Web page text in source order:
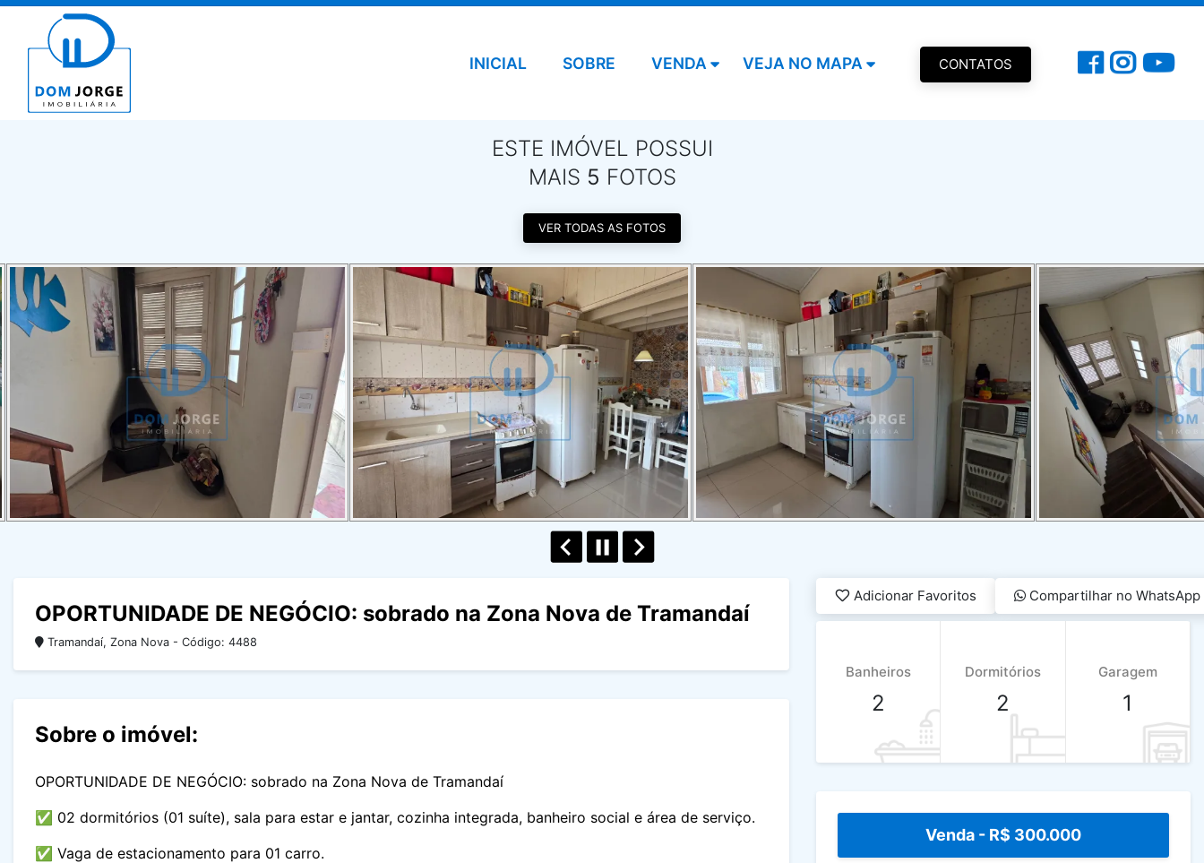
INICIAL SOBRE VENDA VEJA NO MAPA CONTATOS
ESTE IMÓVEL POSSUI
MAIS 5 FOTOS
VER TODAS AS FOTOS
OPORTUNIDADE DE NEGÓCIO: sobrado na Zona Nova de Tramandaí
Tramandaí, Zona Nova - Código: 4488
Sobre o imóvel:
OPORTUNIDADE DE NEGÓCIO: sobrado na Zona Nova de Tramandaí
✅ 02 dormitórios (01 suíte), sala para estar e jantar, cozinha integrada, banheiro social e área de serviço.
✅ Vaga de estacionamento para 01 carro.
Adicionar Favoritos Compartilhar no WhatsApp
Banheiros
2
Dormitórios
2
Garagem
1
Venda - R$ 300.000